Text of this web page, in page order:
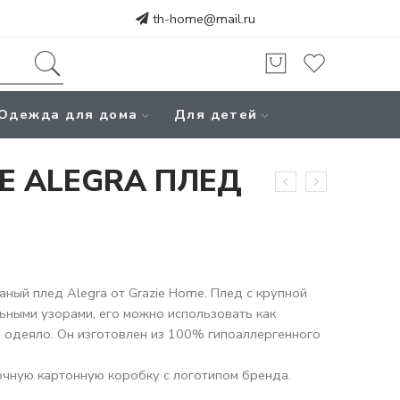
th-home@mail.ru
для дома Для детей
ALEGRA ПЛЕД
плед Alegra от Grazie Home. Плед с крупной
узорами, его можно использовать как
Он изготовлен из 100% гипоаллергенного
картонную коробку с логотипом бренда.